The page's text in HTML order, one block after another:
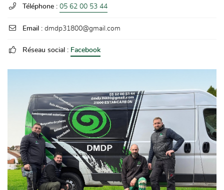
 Téléphone : 05 62 00 53 44
 Email : dmdp31800@gmail.com
 Réseau social : Facebook